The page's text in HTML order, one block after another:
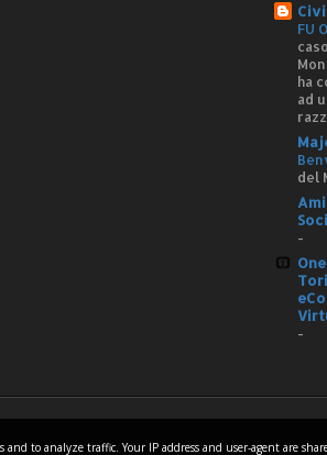
FU
ha
ad
del
-
-
and to analyze traffic. Your IP address and user-agent are